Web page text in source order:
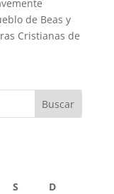
de Beas y
Cristianas de
S
D